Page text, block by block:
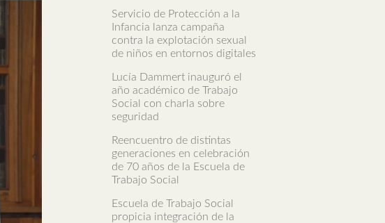
Servicio de Protección a la
Infancia lanza campaña
contra la explotación sexual
de niños en entornos digitales
Lucía Dammert inauguró el
año académico de Trabajo
Social con charla sobre
seguridad
Reencuentro de distintas
generaciones en celebración
de 70 años de la Escuela de
Trabajo Social
Escuela de Trabajo Social
propicia integración de la